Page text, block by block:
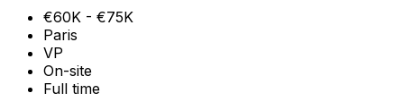
€60K - €75K
Paris
VP
On-site
Full time